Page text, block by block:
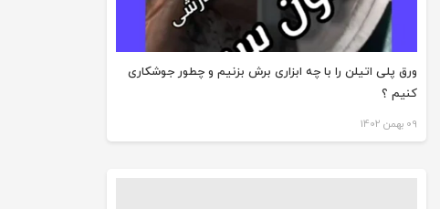
ورق پلی اتیلن را با چه ابزاری برش بزنیم و چطور جوشکاری
کنیم ؟
09 بهمن 1402